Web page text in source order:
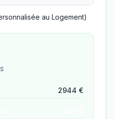
au Logement)
2944 €